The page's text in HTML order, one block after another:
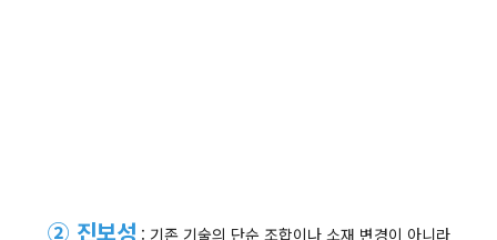
② 진보성 : 기존 기술의 단순 조합이나 소재 변경이 아니라